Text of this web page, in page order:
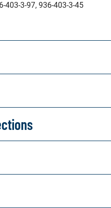
403-3-97, 936-403-3-45